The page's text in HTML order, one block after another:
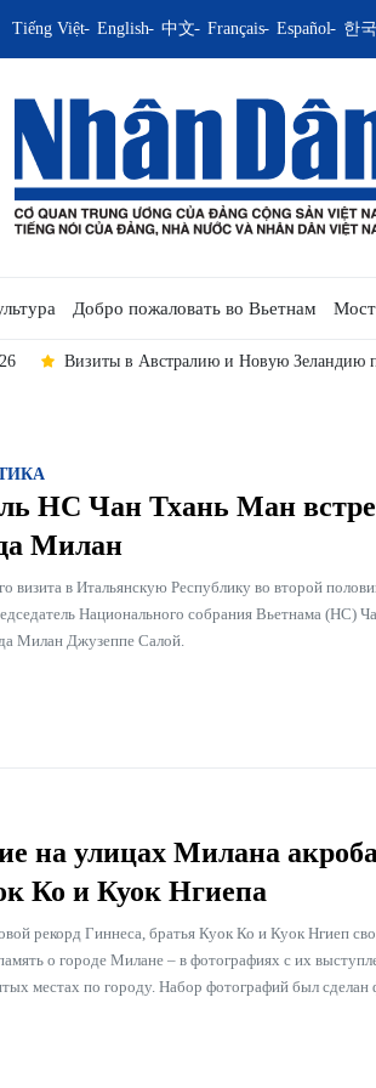
Tiếng Việt English 中文 Français Español 한
Добро пожаловать во Вьетнам
Визиты в Австралию и Новую Зеландию
НС Чан Тхань Ман
Милан
визита в Итальянскую Республику во второй
Национального собрания Вьетнама (НС)
Милан Джузеппе Салой.
на улицах Милана
Ко и Куок Нгиепа
рекорд Гиннеса, братья Куок Ко и Куок Нгиеп
о городе Милане – в фотографиях с их
местах по городу. Набор фотографий был